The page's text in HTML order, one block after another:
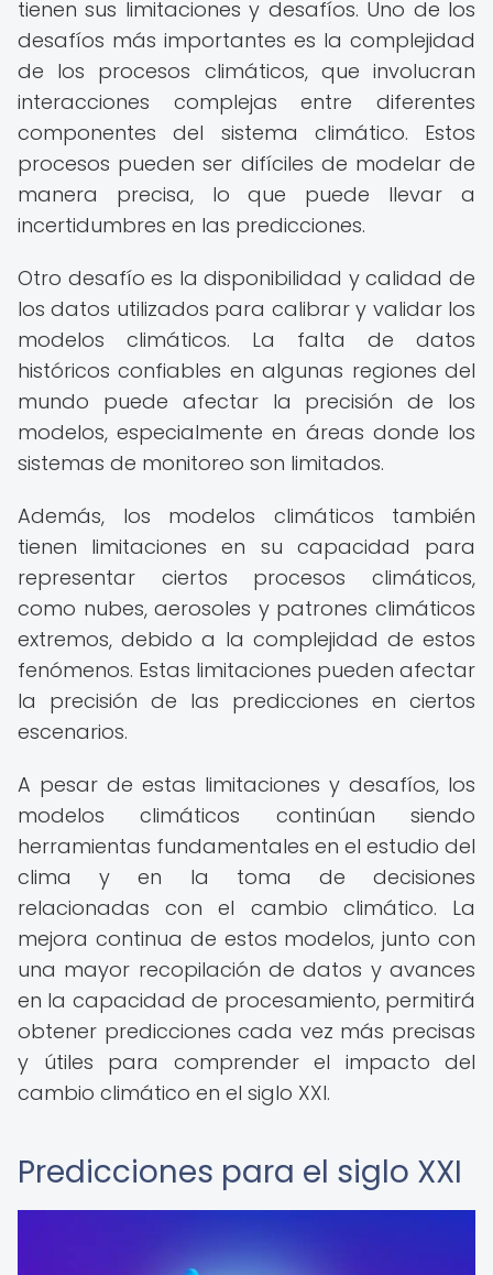
tienen sus limitaciones y desafíos. Uno de los
desafíos más importantes es la complejidad
de los procesos climáticos, que involucran
interacciones complejas entre diferentes
componentes del sistema climático. Estos
procesos pueden ser difíciles de modelar de
manera precisa, lo que puede llevar a
incertidumbres en las predicciones.
Otro desafío es la disponibilidad y calidad de
los datos utilizados para calibrar y validar los
modelos climáticos. La falta de datos
históricos confiables en algunas regiones del
mundo puede afectar la precisión de los
modelos, especialmente en áreas donde los
sistemas de monitoreo son limitados.
Además, los modelos climáticos también
tienen limitaciones en su capacidad para
representar ciertos procesos climáticos,
como nubes, aerosoles y patrones climáticos
extremos, debido a la complejidad de estos
fenómenos. Estas limitaciones pueden afectar
la precisión de las predicciones en ciertos
escenarios.
A pesar de estas limitaciones y desafíos, los
modelos climáticos continúan siendo
herramientas fundamentales en el estudio del
clima y en la toma de decisiones
relacionadas con el cambio climático. La
mejora continua de estos modelos, junto con
una mayor recopilación de datos y avances
en la capacidad de procesamiento, permitirá
obtener predicciones cada vez más precisas
y útiles para comprender el impacto del
cambio climático en el siglo XXI.
Predicciones para el siglo XXI